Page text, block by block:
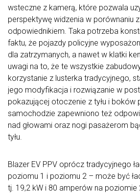
wsteczne z kamerą, które pozwala
perspektywę widzenia w porównaniu
odpowiednikiem. Taka potrzeba
faktu, że pojazdy policyjne
dla zatrzymanych, a nawet w klatki
uwagi na to, że te wszystkie
korzystanie z lusterka tradycyjnego,
jego modyfikacja i rozwiązanie w
pokazującej otoczenie z tyłu i boków
samochodzie zapewniono też
nad głowami oraz nogi pasażerom
tyłu.
Blazer EV PPV oprócz tradycyjnego
poziomu 1 i poziomu 2 – może być
tj. 19,2 kW i 80 amperów na